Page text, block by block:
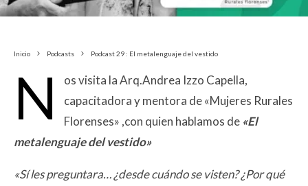
Inicio Podcasts Podcast 29 : El metalenguaje del vestido
N
os visita la Arq.Andrea Izzo Capella,
capacitadora y mentora de «Mujeres Rurales
Florenses» ,con quien hablamos de «El
metalenguaje del vestido»
«Sí les preguntara… ¿desde cuándo se visten? ¿Por qué